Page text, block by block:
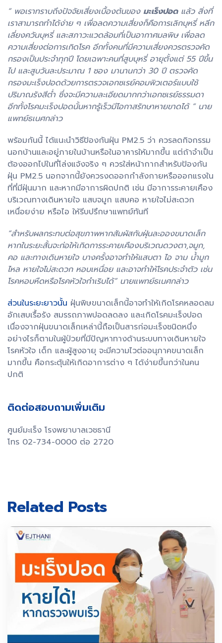
“ พอเราทราบถึงปัจจัยเสี่ยงเบื้องต้นของ มะเร็งปอดแล้ว สิ่งที่
เราสามารถทำได้ง่าย ๆ เพื่อลดความเสี่ยงก็คือการเลิกบุหรี่ หลีก
เลี่ยงควันบุหรี่ และสภาวะแวดล้อมที่เป็นอากาศมลพิษ เพื่อลด
ความเสี่ยงต่อการเกิดโรค อีกทั้งคนที่มีความเสี่ยงควรตรวจคัด
กรองเป็นประจำทุกปี โดยเฉพาะคนที่สูบบุหรี่ อายุตั้งแต่ 55 ปีขึ้น
ไป และสูบวันละประมาณ 1 ซอง มานานกว่า 30 ปี ตรวจคัด
กรองมะเร็งปอดด้วยการตรวจเอกซเรย์คอมพิวเตอร์แบบใช้
ปริมาณรังสีต่ำ ซึ่งจะมีความละเอียดมากกว่าเอกซเรย์ธรรมดา
อีกทั้งโรคมะเร็งปอดนั้นหากรู้เร็วมีโอกาสรักษาหายขาดได้ ” นาย
แพทย์ธเนศกล่าว
พร้อมกันนี้ ได้แนะนำวิธีป้องกันฝุ่น PM2.5 ว่า ควรลดกิจกรรม
นอกบ้านและอยู่ภายในบ้านหรือในอาคารให้มากขึ้น แต่ถ้าจำเป็น
ต้องออกไปในที่โล่งแจ้งจริง ๆ ควรใส่หน้ากากสำหรับป้องกัน
ฝุ่น PM2.5 นอกจากนี้ยังควรงดออกกำลังกายหรือออกแรงใน
ที่ที่มีฝุ่นมาก และหากมีอาการผิดปกติ เช่น มีอาการระคายเคือง
บริเวณทางเดินหายใจ แสบจมูก แสบคอ หายใจไม่สะดวก
เหนื่อยง่าย หรือไอ ให้รีบปรึกษาแพทย์ทันที
“สำหรับผลกระทบต่อสุขภาพหากสัมผัสกับฝุ่นละอองขนาดเล็ก
หากในระยะสั้นจะก่อให้เกิดการระคายเคืองบริเวณดวงตา,จมูก,
คอ และทางเดินหายใจ บางครั้งอาจทำให้แสบตา ไอ จาม น้ำมูก
ไหล หายใจไม่สะดวก หอบเหนื่อย และอาจทำให้โรคประจำตัว เช่น
โรคหอบหืดหรือโรคหัวใจกำเริบได้” นายแพทย์ธเนศกล่าว
ส่วนในระยะยาวนั้น ฝุ่นพิษขนาดเล็กนี้อาจทำให้เกิดโรคหลอดลม
อักเสบเรื้อรัง สมรรถภาพปอดลดลง และเกิดโรคมะเร็งปอด
เนื่องจากฝุ่นขนาดเล็กเหล่านี้ถือเป็นสารก่อมะเร็งชนิดหนึ่ง
อย่างไรก็ตามในผู้ป่วยที่มีปัญหาทางด้านระบบทางเดินหายใจ
โรคหัวใจ เด็ก และผู้สูงอายุ จะมีความไวต่ออนุภาคขนาดเล็ก
มากขึ้น คือกระตุ้นให้เกิดอาการต่าง ๆ ได้ง่ายขึ้นกว่าในคน
ปกติ
ติดต่อสอบถามเพิ่มเติม
ศูนย์มะเร็ง โรงพยาบาลเวชธานี
โทร 02-734-0000 ต่อ 2720
Related Posts